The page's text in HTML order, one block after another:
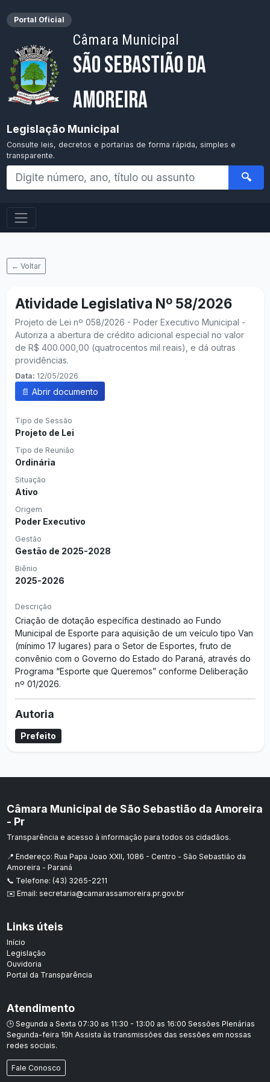
Portal Oficial
Câmara Municipal
São Sebastião da
Amoreira
Legislação Municipal
Consulte leis, decretos e portarias de forma rápida, simples e
transparente.
🔍
← Voltar
Atividade Legislativa Nº 58/2026
Projeto de Lei nº 058/2026 - Poder Executivo Municipal -
Autoriza a abertura de crédito adicional especial no valor
de R$ 400.000,00 (quatrocentos mil reais), e dá outras
providências.
Data: 12/05/2026
📄 Abrir documento
Tipo de Sessão
Projeto de Lei
Tipo de Reunião
Ordinária
Situação
Ativo
Origem
Poder Executivo
Gestão
Gestão de 2025-2028
Biênio
2025-2026
Descrição
Criação de dotação específica destinado ao Fundo
Municipal de Esporte para aquisição de um veículo tipo Van
(mínimo 17 lugares) para o Setor de Esportes, fruto de
convênio com o Governo do Estado do Paraná, através do
Programa “Esporte que Queremos” conforme Deliberação
nº 01/2026.
Autoria
Prefeito
Câmara Municipal de São Sebastião da Amoreira
- Pr
Transparência e acesso à informação para todos os cidadãos.
📍 Endereço: Rua Papa Joao XXII, 1086 - Centro - São Sebastião da
Amoreira - Paraná
📞 Telefone: (43) 3265-2211
✉️ Email: secretaria@camarassamoreira.pr.gov.br
Links úteis
Início
Legislação
Ouvidoria
Portal da Transparência
Atendimento
🕒 Segunda a Sexta 07:30 as 11:30 - 13:00 as 16:00 Sessões Plenárias
Segunda-feira 19h Assista às transmissões das sessões em nossas
redes sociais.
Fale Conosco